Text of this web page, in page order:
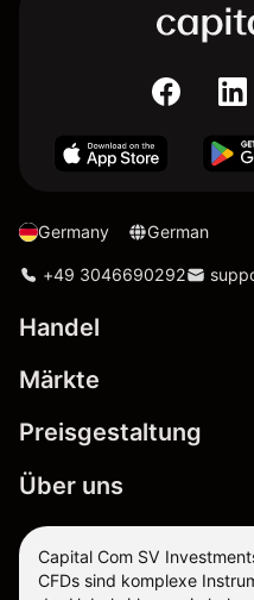
Germany German
+49 3046690292
Handel
Märkte
Preisgestaltung
Über uns
Capital Com SV
CFDs sind komplexe